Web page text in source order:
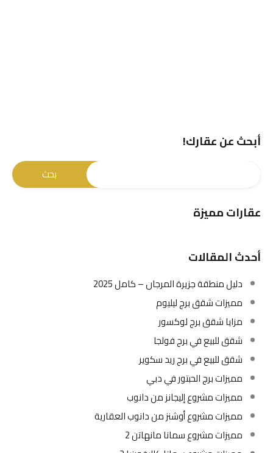
أبحث عن عقارك!
عقارات مميزة
أحدث المقالات
دليل منطقة جزيرة المرجان – كامل 2025
مميزات شقق برج ليليوم
مزايا شقق برج لوكسور
شقق للبيع في برج فولجا
شقق للبيع في برج ريد سكوير
مميزات برج الحبتور في دبي
مميزات مشروع إليجانز من دانوب
مميزات مشروع أوشنز من دانوب العقارية
مميزات مشروع سمانا مانهاتن 2